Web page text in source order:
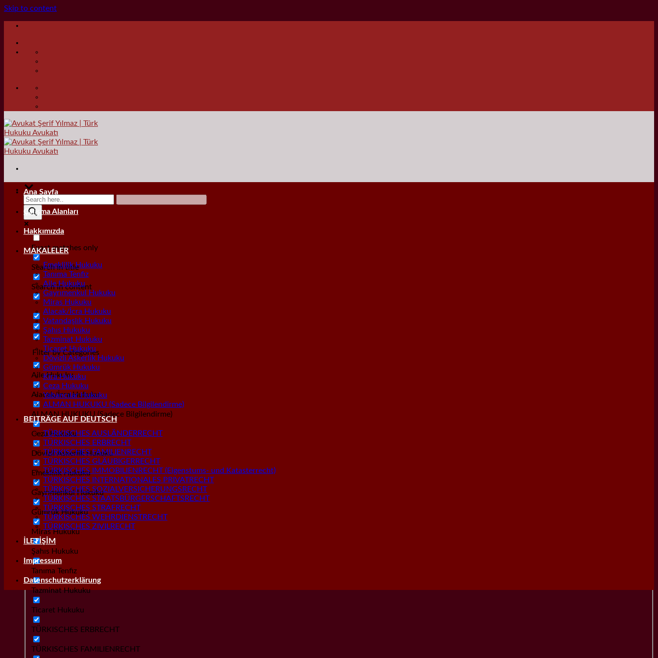
Skip to content
Exact matches only
Search in title
Search in content
Filter by Categories
Aile Hukuku
Alacak/İcra Hukuku
ALMAN HUKUKU (Sadece Bilgilendirme)
Ceza Hukuku
Dövizli Askerlik Hukuku
Emeklilik Hukuku
Gayrımenkul Hukuku
Gümrük Hukuku
Miras Hukuku
Şahıs Hukuku
Tanıma Tenfiz
Tazminat Hukuku
Ticaret Hukuku
TÜRKISCHES ERBRECHT
TÜRKISCHES FAMILIENRECHT
Ana Sayfa
Çalışma Alanları
Hakkımızda
MAKALELER
Emeklilik Hukuku
Tanıma Tenfiz
Aile Hukuku
Gayrımenkul Hukuku
Miras Hukuku
Alacak/İcra Hukuku
Vatandaşlık Hukuku
Şahıs Hukuku
Tazminat Hukuku
Ticaret Hukuku
Dövizli Askerlik Hukuku
Gümrük Hukuku
Kira Hukuku
Ceza Hukuku
Yabancılar Hukuku
ALMAN HUKUKU (Sadece Bilgilendirme)
BEITRÄGE AUF DEUTSCH
TÜRKISCHES AUSLÄNDERRECHT
TÜRKISCHES ERBRECHT
TÜRKISCHES FAMILIENRECHT
TÜRKISCHES GLÄUBIGERRECHT
TÜRKISCHES IMMOBILIENRECHT (Eigenstums- und Katasterrecht)
TÜRKISCHES INTERNATIONALES PRIVATRECHT
TÜRKISCHES SOZIALVERSICHERUNGSRECHT
TÜRKISCHES STAATSBÜRGERSCHAFTSRECHT
TÜRKISCHES STRAFRECHT
TÜRKISCHES WEHRDIENSTRECHT
TÜRKISCHES ZIVILRECHT
İLETİŞİM
Impressum
Datenschutzerklärung